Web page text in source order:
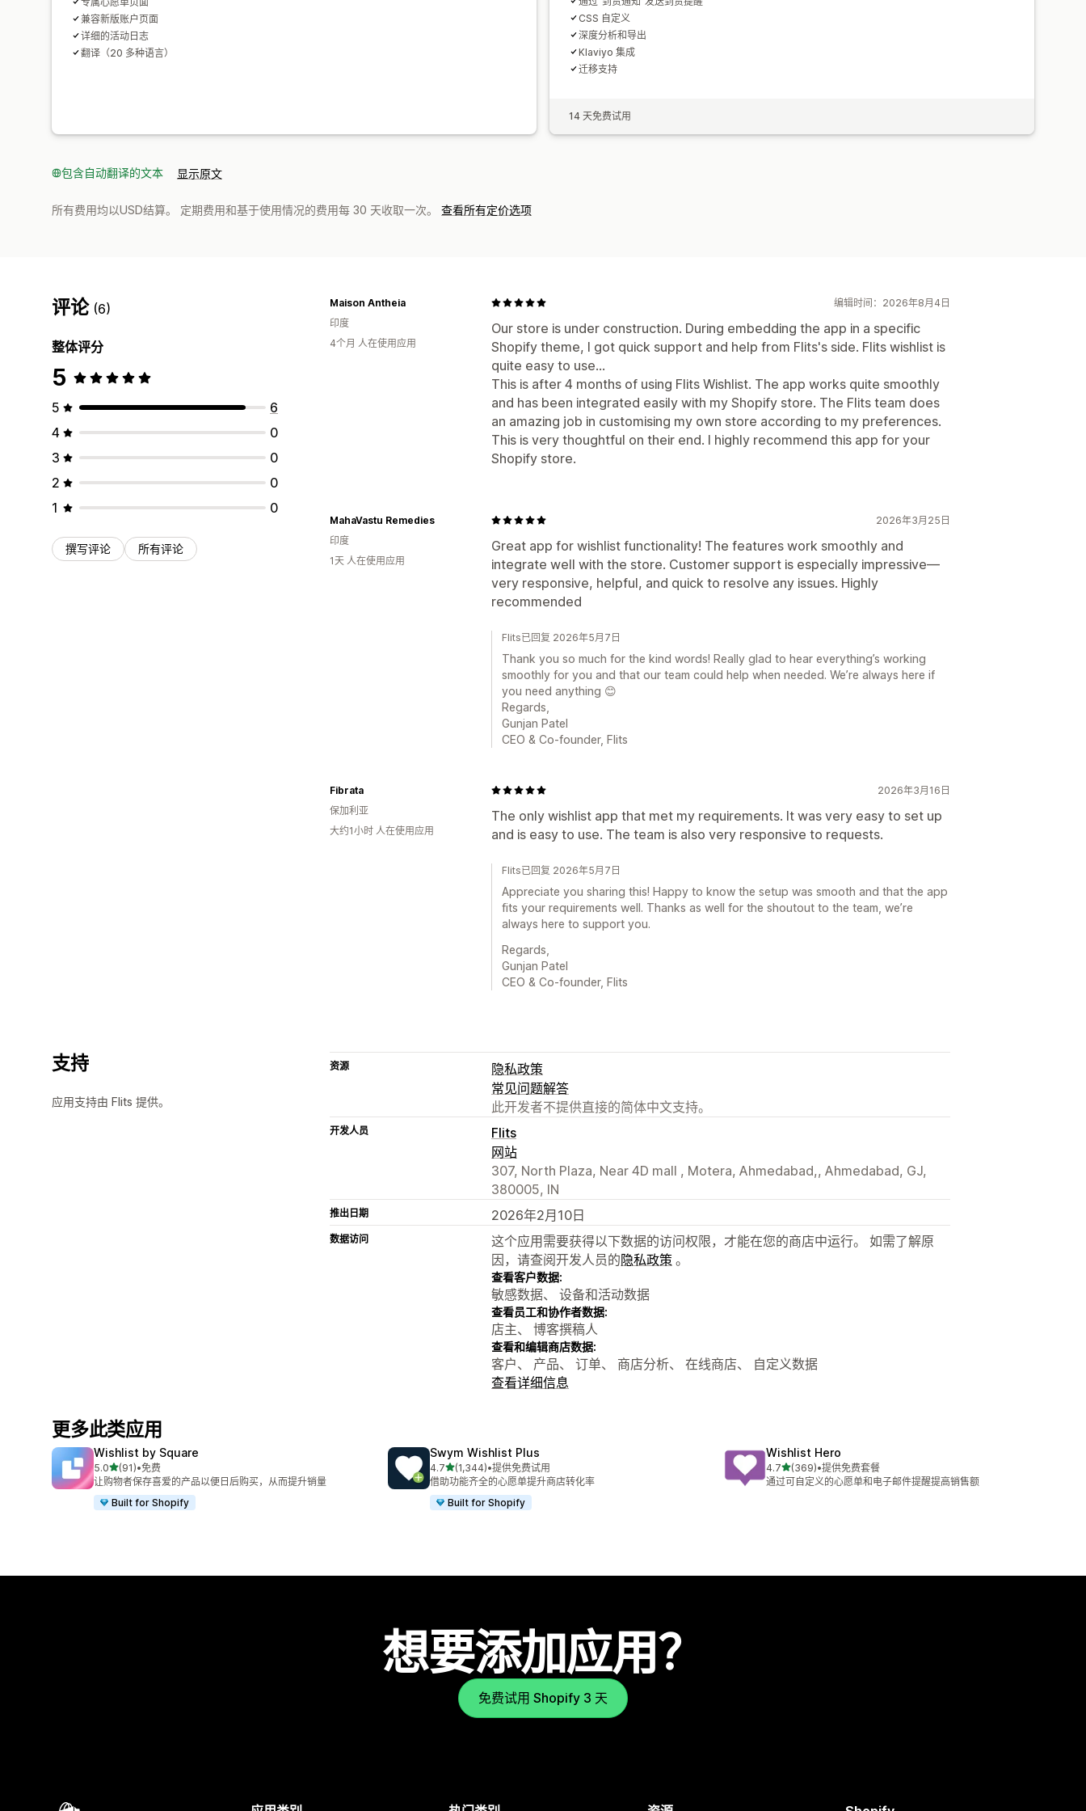
兼容新版账户页面
详细的活动日志
翻译（20 多种语言）
CSS 自定义
深度分析和导出
Klaviyo 集成
迁移支持
14 天免费试用
包含自动翻译的文本 显示原文
所有费用均以USD结算。 定期费用和基于使用情况的费用每 30 天收取一次。 查看所有定价选项
评论 (6)
整体评分
5
5
6
4
0
3
0
2
0
1
0
撰写评论 所有评论
编辑时间：2026年8月4日
Our store is under construction. During embedding the app in a specific
Shopify theme, I got quick support and help from Flits's side. Flits wishlist is
quite easy to use...
This is after 4 months of using Flits Wishlist. The app works quite smoothly
and has been integrated easily with my Shopify store. The Flits team does
an amazing job in customising my own store according to my preferences.
This is very thoughtful on their end. I highly recommend this app for your
Shopify store.
Maison Antheia
印度
4个月 人在使用应用
2026年3月25日
Great app for wishlist functionality! The features work smoothly and
integrate well with the store. Customer support is especially impressive—
very responsive, helpful, and quick to resolve any issues. Highly
recommended
MahaVastu Remedies
印度
1天 人在使用应用
Flits已回复 2026年5月7日
Thank you so much for the kind words! Really glad to hear everything’s working
smoothly for you and that our team could help when needed. We’re always here if
you need anything 😊
Regards,
Gunjan Patel
CEO & Co-founder, Flits
2026年3月16日
The only wishlist app that met my requirements. It was very easy to set up
and is easy to use. The team is also very responsive to requests.
Fibrata
保加利亚
大约1小时 人在使用应用
Flits已回复 2026年5月7日
Appreciate you sharing this! Happy to know the setup was smooth and that the app
fits your requirements well. Thanks as well for the shoutout to the team, we’re
always here to support you.
Regards,
Gunjan Patel
CEO & Co-founder, Flits
支持
应用支持由 Flits 提供。
资源
隐私政策
常见问题解答
此开发者不提供直接的简体中文支持。
开发人员
Flits
网站
307, North Plaza, Near 4D mall , Motera, Ahmedabad,, Ahmedabad, GJ,
380005, IN
推出日期 2026年2月10日
数据访问
这个应用需要获得以下数据的访问权限，才能在您的商店中运行。 如需了解原
因，请查阅开发人员的隐私政策 。
查看客户数据:
敏感数据、 设备和活动数据
查看员工和协作者数据:
店主、 博客撰稿人
查看和编辑商店数据:
客户、 产品、 订单、 商店分析、 在线商店、 自定义数据
查看详细信息
更多此类应用
Wishlist by Square
5.0星（满分 5 星）
(91)
总共 91 条评论
•免费
让购物者保存喜爱的产品以便日后购买，从而提升销量
Built for Shopify
Swym Wishlist Plus
4.7星（满分 5 星）
(1,344)
总共 1344 条评论
•提供免费试用
借助功能齐全的心愿单提升商店转化率
Built for Shopify
Wishlist Hero
4.7星（满分 5 星）
(369)
总共 369 条评论
•提供免费套餐
通过可自定义的心愿单和电子邮件提醒提高销售额
想要添加应用？
免费试用 Shopify 3 天